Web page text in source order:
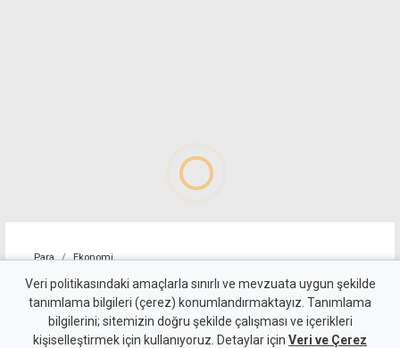
Para Ekonomi
4 kişilik ailenin karnını
doyurmasının günlük bedeli:
Veri politikasındaki amaçlarla sınırlı ve mevzuata uygun şekilde
tanımlama bilgileri (çerez) konumlandırmaktayız. Tanımlama
bilgilerini; sitemizin doğru şekilde çalışması ve içerikleri
kişiselleştirmek için kullanıyoruz. Detaylar için Veri ve Çerez